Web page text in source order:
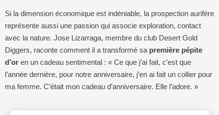
Si la dimension économique est indéniable, la prospection aurifère
représente aussi une passion qui associe exploration, contact
avec la nature. Jose Lizarraga, membre du club Desert Gold
Diggers, raconte comment il a transformé sa première pépite
d’or en un cadeau sentimental : « Ce que j’ai fait, c’est que
l’année dernière, pour notre anniversaire, j’en ai fait un collier pour
ma femme. C’était mon cadeau d’anniversaire. Elle l’adore. »